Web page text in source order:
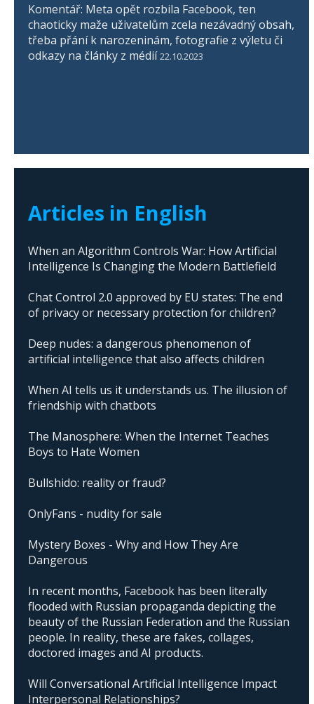
Komentář: Meta opět rozbila Facebook, ten
chaoticky maže uživatelům zcela nezávadný obsah,
třeba přání k narozeninám, fotografie z výletu či
odkazy na články z médií 22.10.2023
Articles in English
When an Algorithm Controls War: How Artificial
Intelligence Is Changing the Modern Battlefield
Chat Control 2.0 approved by EU states: The end
of privacy or necessary protection for children?
Deep nudes: a dangerous phenomenon of
artificial intelligence that also affects children
When AI tells us it understands us. The illusion of
friendship with chatbots
The Manosphere: When the Internet Teaches
Boys to Hate Women
Bullshido: reality or fraud?
OnlyFans - nudity for sale
Mystery Boxes - Why and How They Are
Dangerous
In recent months, Facebook has been literally
flooded with Russian propaganda depicting the
beauty of the Russian Federation and the Russian
people. In reality, these are fakes, collages,
doctored images and AI products.
Will Conversational Artificial Intelligence Impact
Interpersonal Relationships?